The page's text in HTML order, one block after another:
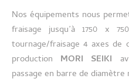
Nos équipements nous
fraisage jusqu’à 1750 x
tournage/fraisage 4 axes de
production MORI SEIKI
passage en barre de diamètre